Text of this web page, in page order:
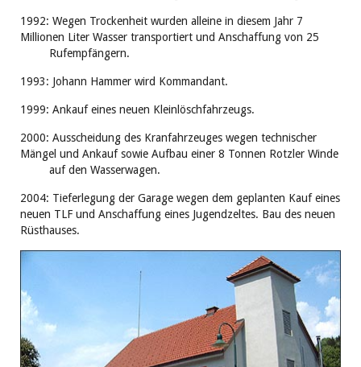
1992: Wegen Trockenheit wurden alleine in diesem Jahr 7
Millionen Liter Wasser transportiert und Anschaffung von 25
Rufempfängern.
1993: Johann Hammer wird Kommandant.
1999: Ankauf eines neuen Kleinlöschfahrzeugs.
2000: Ausscheidung des Kranfahrzeuges wegen technischer
Mängel und Ankauf sowie Aufbau einer 8 Tonnen Rotzler Winde
auf den Wasserwagen.
2004: Tieferlegung der Garage wegen dem geplanten Kauf eines
neuen TLF und Anschaffung eines Jugendzeltes. Bau des neuen
Rüsthauses.